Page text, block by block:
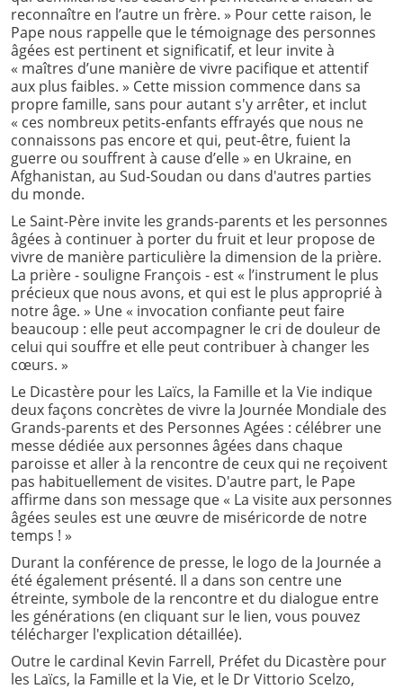
reconnaître en l’autre un frère. » Pour cette raison, le
Pape nous rappelle que le témoignage des personnes
âgées est pertinent et significatif, et leur invite à
« maîtres d’une manière de vivre pacifique et attentif
aux plus faibles. » Cette mission commence dans sa
propre famille, sans pour autant s'y arrêter, et inclut
« ces nombreux petits-enfants effrayés que nous ne
connaissons pas encore et qui, peut-être, fuient la
guerre ou souffrent à cause d’elle » en Ukraine, en
Afghanistan, au Sud-Soudan ou dans d'autres parties
du monde.
Le Saint-Père invite les grands-parents et les personnes
âgées à continuer à porter du fruit et leur propose de
vivre de manière particulière la dimension de la prière.
La prière - souligne François - est « l’instrument le plus
précieux que nous avons, et qui est le plus approprié à
notre âge. » Une « invocation confiante peut faire
beaucoup : elle peut accompagner le cri de douleur de
celui qui souffre et elle peut contribuer à changer les
cœurs. »
Le Dicastère pour les Laïcs, la Famille et la Vie indique
deux façons concrètes de vivre la Journée Mondiale des
Grands-parents et des Personnes Agées : célébrer une
messe dédiée aux personnes âgées dans chaque
paroisse et aller à la rencontre de ceux qui ne reçoivent
pas habituellement de visites. D'autre part, le Pape
affirme dans son message que « La visite aux personnes
âgées seules est une œuvre de miséricorde de notre
temps ! »
Durant la conférence de presse, le logo de la Journée a
été également présenté. Il a dans son centre une
étreinte, symbole de la rencontre et du dialogue entre
les générations (en cliquant sur le lien, vous pouvez
télécharger l'explication détaillée).
Outre le cardinal Kevin Farrell, Préfet du Dicastère pour
les Laïcs, la Famille et la Vie, et le Dr Vittorio Scelzo,